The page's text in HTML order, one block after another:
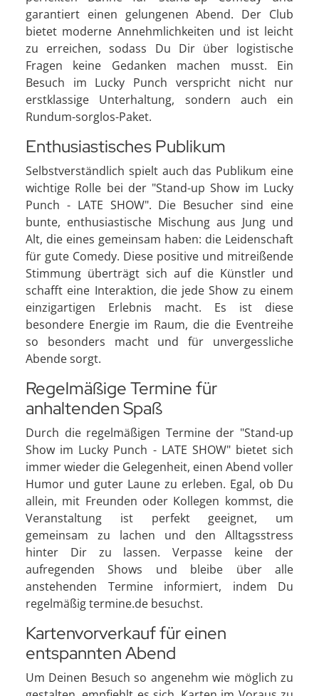
garantiert einen gelungenen Abend. Der Club
bietet moderne Annehmlichkeiten und ist leicht
zu erreichen, sodass Du Dir über logistische
Fragen keine Gedanken machen musst. Ein
Besuch im Lucky Punch verspricht nicht nur
erstklassige Unterhaltung, sondern auch ein
Rundum-sorglos-Paket.
Enthusiastisches Publikum
Selbstverständlich spielt auch das Publikum eine
wichtige Rolle bei der "Stand-up Show im Lucky
Punch - LATE SHOW". Die Besucher sind eine
bunte, enthusiastische Mischung aus Jung und
Alt, die eines gemeinsam haben: die Leidenschaft
für gute Comedy. Diese positive und mitreißende
Stimmung überträgt sich auf die Künstler und
schafft eine Interaktion, die jede Show zu einem
einzigartigen Erlebnis macht. Es ist diese
besondere Energie im Raum, die die Eventreihe
so besonders macht und für unvergessliche
Abende sorgt.
Regelmäßige Termine für
anhaltenden Spaß
Durch die regelmäßigen Termine der "Stand-up
Show im Lucky Punch - LATE SHOW" bietet sich
immer wieder die Gelegenheit, einen Abend voller
Humor und guter Laune zu erleben. Egal, ob Du
allein, mit Freunden oder Kollegen kommst, die
Veranstaltung ist perfekt geeignet, um
gemeinsam zu lachen und den Alltagsstress
hinter Dir zu lassen. Verpasse keine der
aufregenden Shows und bleibe über alle
anstehenden Termine informiert, indem Du
regelmäßig termine.de besuchst.
Kartenvorverkauf für einen
entspannten Abend
Um Deinen Besuch so angenehm wie möglich zu